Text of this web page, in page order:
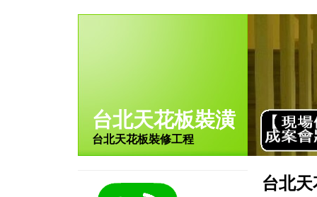
台北天花板裝潢
台北天花板裝修工程
台北